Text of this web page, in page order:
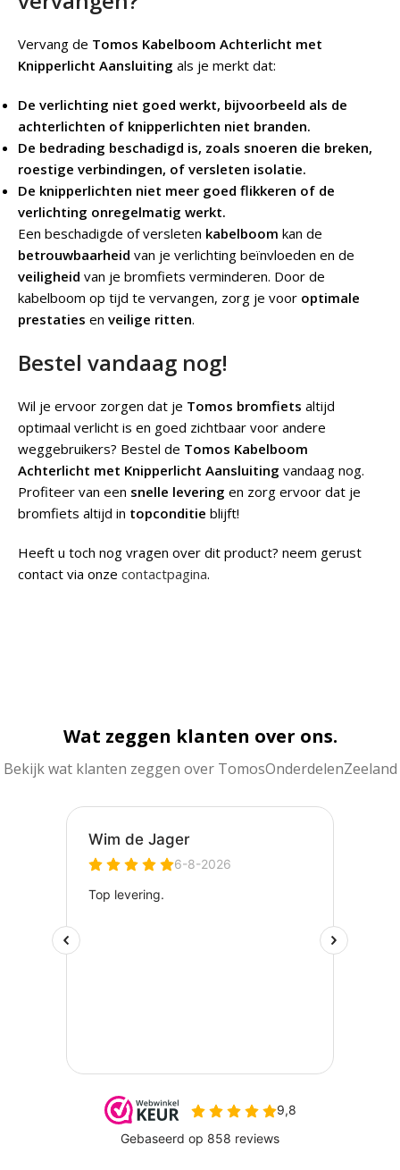
Vervang de Tomos Kabelboom Achterlicht met
Knipperlicht Aansluiting als je merkt dat:
De verlichting niet goed werkt, bijvoorbeeld als de
achterlichten of knipperlichten niet branden.
De bedrading beschadigd is, zoals snoeren die breken,
roestige verbindingen, of versleten isolatie.
De knipperlichten niet meer goed flikkeren of de
verlichting onregelmatig werkt.
Een beschadigde of versleten kabelboom kan de
betrouwbaarheid van je verlichting beïnvloeden en de
veiligheid van je bromfiets verminderen. Door de
kabelboom op tijd te vervangen, zorg je voor optimale
prestaties en veilige ritten.
Bestel vandaag nog!
Wil je ervoor zorgen dat je Tomos bromfiets altijd
optimaal verlicht is en goed zichtbaar voor andere
weggebruikers? Bestel de Tomos Kabelboom
Achterlicht met Knipperlicht Aansluiting vandaag nog.
Profiteer van een snelle levering en zorg ervoor dat je
bromfiets altijd in topconditie blijft!
Heeft u toch nog vragen over dit product? neem gerust
contact via onze contactpagina.
Wat zeggen klanten over ons.
Bekijk wat klanten zeggen over TomosOnderdelenZeeland